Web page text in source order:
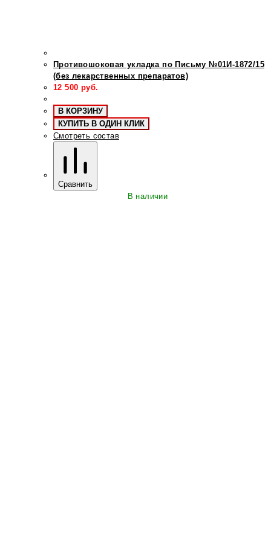
Противошоковая укладка по Письму №01И-1872/15
(без лекарственных препаратов)
12 500 руб.
В КОРЗИНУ
КУПИТЬ В ОДИН КЛИК
Смотреть состав
Сравнить
В наличии